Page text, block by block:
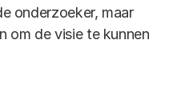
onderzoeker, maar
om de visie te kunnen